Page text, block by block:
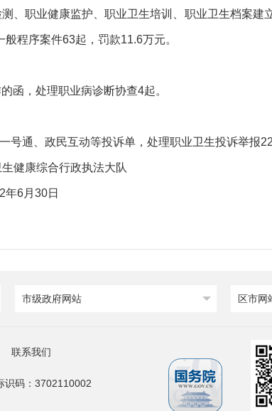
、职业健康监护、职业卫生培训、职业卫生档案建
程序案件63起，罚款11.6万元。
函，处理职业病诊断协查4起。
通、政民互动等投诉单，处理职业卫生投诉举报22
健康综合行政执法大队
年6月30日
市级政府网站 区市网
联系我们
识码：3702110002